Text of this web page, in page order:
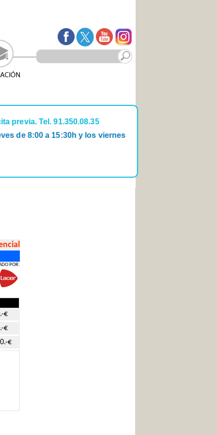
previa. Tel. 91.350.08.35
de 8:00 a 15:30h y los viernes
POR:
€
€
€